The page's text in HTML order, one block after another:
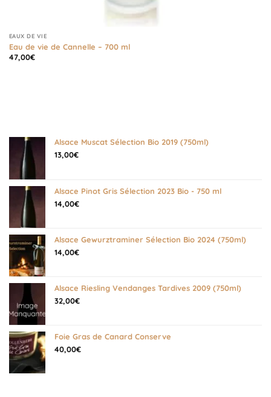
EAUX DE VIE
Eau de vie de Cannelle – 700 ml
47,00€
Alsace Muscat Sélection Bio 2019 (750ml)
13,00€
Alsace Pinot Gris Sélection 2023 Bio - 750 ml
14,00€
Alsace Gewurztraminer Sélection Bio 2024 (750ml)
14,00€
Alsace Riesling Vendanges Tardives 2009 (750ml)
32,00€
Foie Gras de Canard Conserve
40,00€